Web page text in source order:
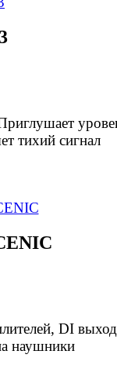
тихий сигнал
DI выход
наушники